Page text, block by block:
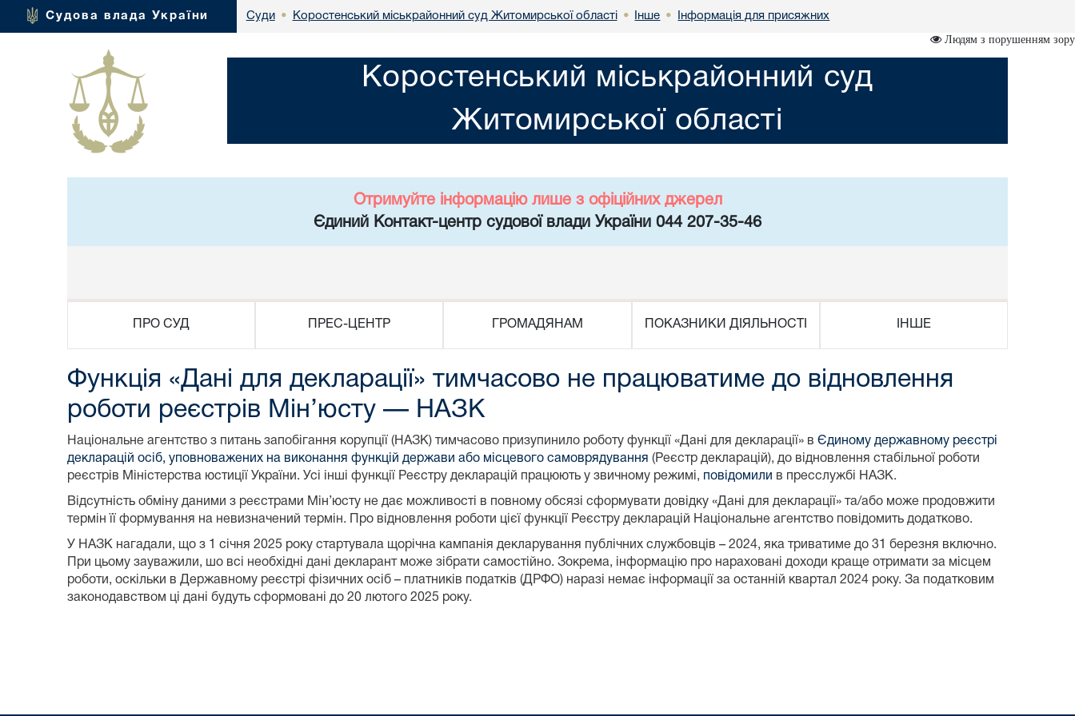
Судова влада України Суди • Коростенський міськрайонний суд Житомирської області • Інше • Інформація для присяжних
Людям з порушенням зору
Коростенський міськрайонний суд
Житомирської області
Отримуйте інформацію лише з офіційних джерел
Єдиний Контакт-центр судової влади України 044 207-35-46
ПРО СУД ПРЕС-ЦЕНТР ГРОМАДЯНАМ ПОКАЗНИКИ ДІЯЛЬНОСТІ ІНШЕ
Функція «Дані для декларації» тимчасово не працюватиме до відновлення
роботи реєстрів Мін’юсту — НАЗК
Національне агентство з питань запобігання корупції (НАЗК) тимчасово призупинило роботу функції «Дані для декларації» в Єдиному державному реєстрі
декларацій осіб, уповноважених на виконання функцій держави або місцевого самоврядування (Реєстр декларацій), до відновлення стабільної роботи
реєстрів Міністерства юстиції України. Усі інші функції Реєстру декларацій працюють у звичному режимі, повідомили в пресслужбі НАЗК.
Відсутність обміну даними з реєстрами Мін’юсту не дає можливості в повному обсязі сформувати довідку «Дані для декларації» та/або може продовжити
термін її формування на невизначений термін. Про відновлення роботи цієї функції Реєстру декларацій Національне агентство повідомить додатково.
У НАЗК нагадали, що з 1 січня 2025 року стартувала щорічна кампанія декларування публічних службовців – 2024, яка триватиме до 31 березня включно.
При цьому зауважили, шо всі необхідні дані декларант може зібрати самостійно. Зокрема, інформацію про нараховані доходи краще отримати за місцем
роботи, оскільки в Державному реєстрі фізичних осіб – платників податків (ДРФО) наразі немає інформації за останній квартал 2024 року. За податковим
законодавством ці дані будуть сформовані до 20 лютого 2025 року.